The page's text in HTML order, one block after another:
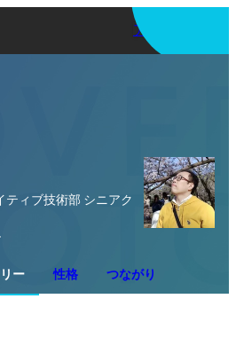
アプリを使う
ティブ技術部 シニアク
ー 性格 つながり